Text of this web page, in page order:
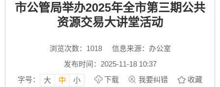
市公管局举办2025年全市第三期公共
资源交易大讲堂活动
浏览次数： 1018
信息来源：办公室
发布时间：2025-11-18 10:37
字号：
大 中 小 下载 我要纠错 收藏